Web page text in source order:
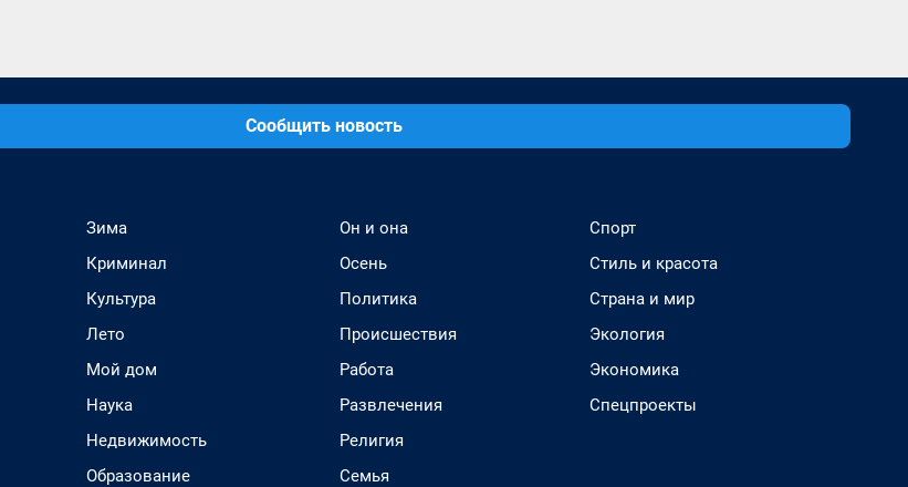
Сообщить новость
Зима
Криминал
Культура
Лето
Мой дом
Наука
Недвижимость
Образование
Он и она
Осень
Политика
Происшествия
Работа
Развлечения
Религия
Семья
Спорт
Стиль и красота
Страна и мир
Экология
Экономика
Спецпроекты